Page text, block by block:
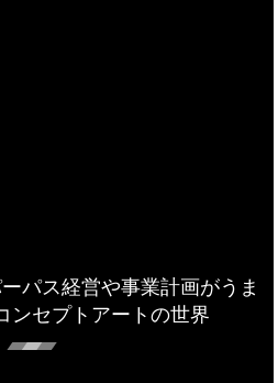
パス経営や事業計画がうま
ンセプトアートの世界